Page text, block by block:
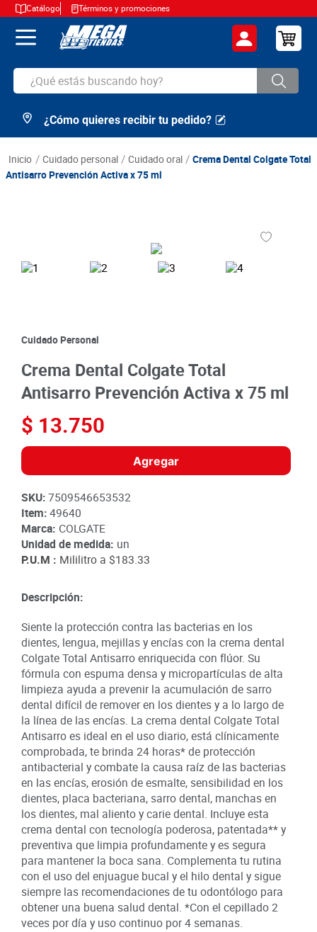
Catálogo Términos y promociones
¿Qué estás buscando hoy?
TÉRMINOS MÁS BUSCADOS
2 .
arroz
azucar
9.
queso
10. papa
¿Cómo quieres recibir tu pedido?
cuidado personal cuidado oral
Crema Dental Colgate Total
Antisarro Prevención Activa x 75 ml
Cuidado Personal
Crema Dental Colgate Total
Antisarro Prevención Activa x 75 ml
$ 13.750
Agregar
SKU:7509546653532
Item:49640
Marca: COLGATE
Unidad de medida: un
P.U.M : Mililitro a $183.33
Descripción:
Siente la protección contra las bacterias en los
dientes, lengua, mejillas y encías con la crema dental
Colgate Total Antisarro enriquecida con flúor. Su
fórmula con espuma densa y micropartículas de alta
limpieza ayuda a prevenir la acumulación de sarro
dental difícil de remover en los dientes y a lo largo de
la línea de las encías. La crema dental Colgate Total
Antisarro es ideal en el uso diario, está clínicamente
comprobada, te brinda 24 horas* de protección
antibacterial y combate la causa raíz de las bacterias
en las encías, erosión de esmalte, sensibilidad en los
dientes, placa bacteriana, sarro dental, manchas en
los dientes, mal aliento y carie dental. Incluye esta
crema dental con tecnología poderosa, patentada** y
preventiva que limpia profundamente y es segura
para mantener la boca sana. Complementa tu rutina
con el uso del enjuague bucal y el hilo dental y sigue
siempre las recomendaciones de tu odontólogo para
obtener una buena salud dental. *Con el cepillado 2
veces por día y uso continuo por 4 semanas.